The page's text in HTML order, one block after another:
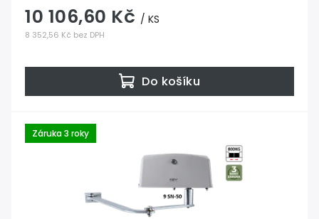
8 352,56 Kč bez DPH
10 106,60 Kč / KS
Do košíku
Záruka 3 roky